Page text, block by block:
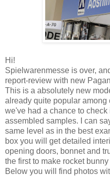
Hi!
Spielwarenmesse is over,
report-review with new
This is a absolutely new
already quite popular
we've had a chance to check
assembled samples. I can
same level as in the best
box you will get detailed
opening doors, bonnet and
the first to make rocket
Below you will find photos